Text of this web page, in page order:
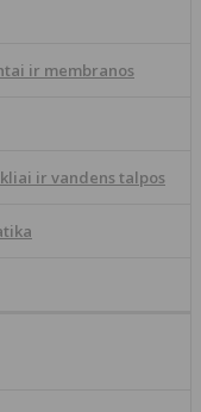
ir membranos
ir vandens talpos